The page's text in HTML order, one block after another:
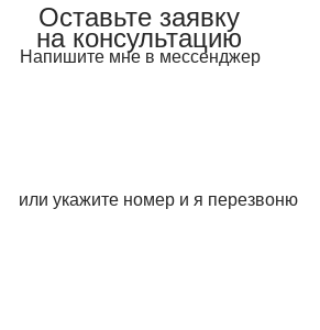
Оставьте заявку
на консультацию
Напишите мне в мессенджер
или укажите номер и я перезвоню